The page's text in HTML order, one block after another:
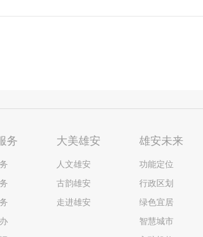
务 大美雄安
人文雄安
古韵雄安
走进雄安
雄安未来
功能定位
行政区划
绿色宜居
智慧城市